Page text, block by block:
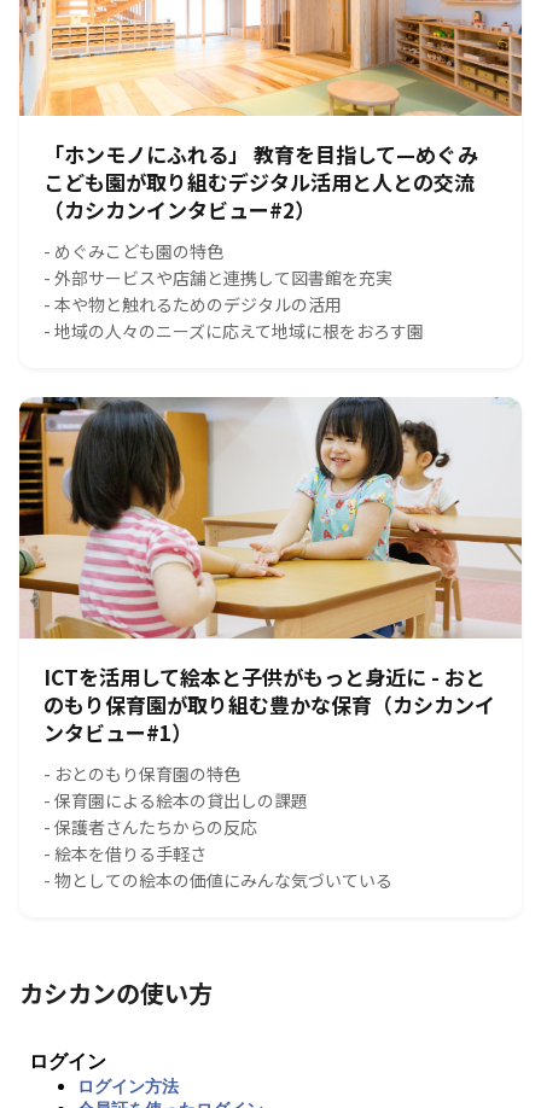
「ホンモノにふれる」 教育を目指して—めぐみ
こども園が取り組むデジタル活用と人との交流
（カシカンインタビュー#2）
- めぐみこども園の特色
- 外部サービスや店舗と連携して図書館を充実
- 本や物と触れるためのデジタルの活用
- 地域の人々のニーズに応えて地域に根をおろす園
ICTを活用して絵本と子供がもっと身近に - おと
のもり保育園が取り組む豊かな保育（カシカンイ
ンタビュー#1）
- おとのもり保育園の特色
- 保育園による絵本の貸出しの課題
- 保護者さんたちからの反応
- 絵本を借りる手軽さ
- 物としての絵本の価値にみんな気づいている
カシカンの使い方
ログイン
ログイン方法